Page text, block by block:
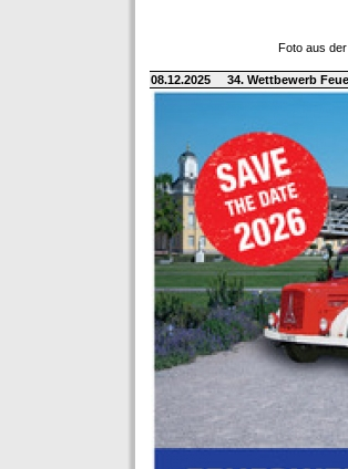
Foto aus
08.12.2025 34. Wettbewerb